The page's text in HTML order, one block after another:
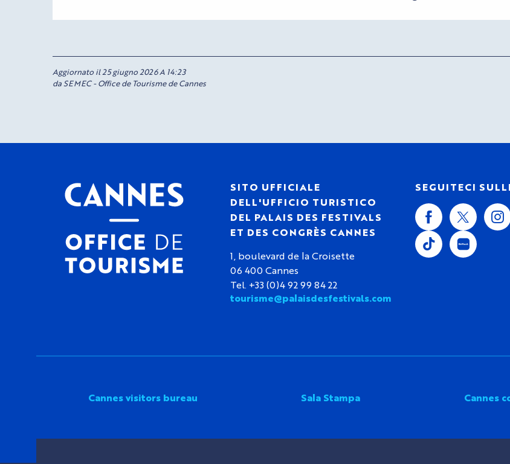
Aggiornato il 25 giugno 2026 A 14:23
da SEMEC - Office de Tourisme de Cannes
SITO UFFICIALE
DELL'UFFICIO TURISTICO
DEL PALAIS DES FESTIVALS
ET DES CONGRÈS CANNES
1, boulevard de la Croisette
06 400 Cannes
Tel. +33 (0)4 92 99 84 22
tourisme@palaisdesfestivals.com
SEGUITECI
Cannes visitors bureau Sala Stampa Cannes